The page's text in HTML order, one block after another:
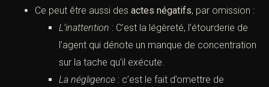
Ce peut être aussi des actes négatifs, par omission :
L’inattention : C’est la légèreté, l’étourderie de
l’agent qui dénote un manque de concentration
sur la tache qu’il exécute.
La négligence : c’est le fait d’omettre de